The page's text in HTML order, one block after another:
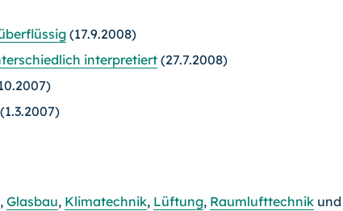
(17.9.2008)
interpretiert (27.7.2008)
(1.3.2007)
, Glasbau, Klimatechnik, Lüftung, Raumlufttechnik und